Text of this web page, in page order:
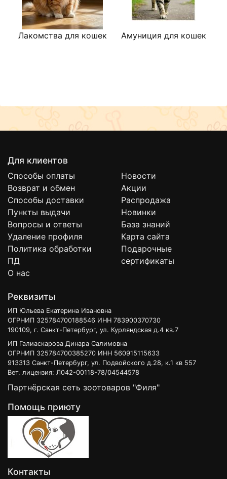
Лакомства для кошек Амуниция для кошек
Для клиентов
Способы оплаты
Возврат и обмен
Способы доставки
Пункты выдачи
Вопросы и ответы
Удаление профиля
Политика обработки
ПД
О нас
Новости
Акции
Распродажа
Новинки
База знаний
Карта сайта
Подарочные
сертификаты
Реквизиты
ИП Юльева Екатерина Ивановна
ОГРНИП 325784700188546 ИНН 783900370730
190109, г. Санкт-Петербург, ул. Курляндская д.4 кв.7
ИП Галиаскарова Динара Салимовна
ОГРНИП 325784700385270 ИНН 560915115633
913313 Санкт-Петербург, ул. Подвойского д.28, к.1 кв 557
Вет. лицензия: Л042-00118-78/04544578
Партнёрская сеть зоотоваров "Филя"
Помощь приюту
Контакты